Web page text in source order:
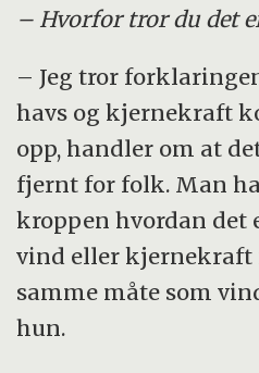
– Hvorfor tror du det
– Jeg tror
havs og kjernekraft
opp, handler om at
fjernt for folk. Man
kroppen hvordan det
vind eller
samme måte som
hun.